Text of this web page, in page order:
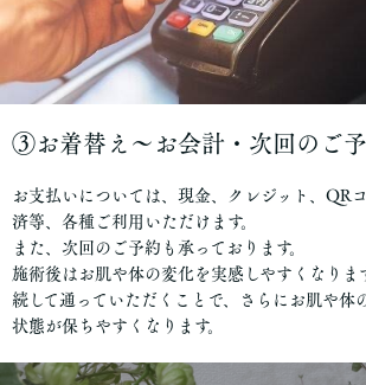
③お着替え〜お会計・次回のご
お支払いについては、現金、クレジット、QR
済等、各種ご利用いただけます。
また、次回のご予約も承っております。
施術後はお肌や体の変化を実感しやすくなりま
続して通っていただくことで、さらにお肌や体
状態が保ちやすくなります。